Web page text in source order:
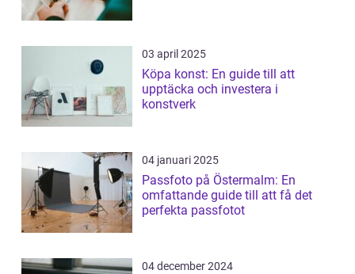
03 april 2025
Köpa konst: En guide till att
upptäcka och investera i
konstverk
04 januari 2025
Passfoto på Östermalm: En
omfattande guide till att få det
perfekta passfotot
04 december 2024